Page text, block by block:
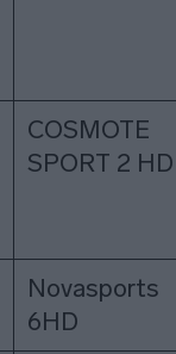
COSMOTE
SPORT 2 HD
Novasports
6HD